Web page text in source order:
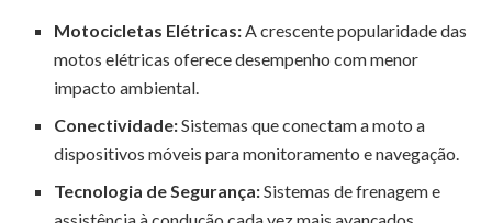
Motocicletas Elétricas: A crescente popularidade das
motos elétricas oferece desempenho com menor
impacto ambiental.
Conectividade:Sistemas que conectam a moto a
dispositivos móveis para monitoramento e navegação.
Tecnologia de Segurança:Sistemas de frenagem e
assistência à condução cada vez mais avançados.